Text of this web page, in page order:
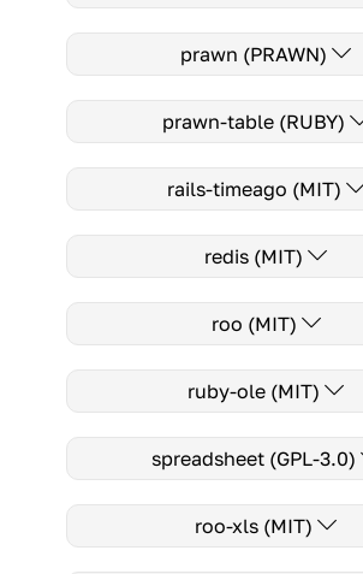
prawn (PRAWN)
prawn-table (RUBY)
rails-timeago (MIT)
redis (MIT)
roo (MIT)
ruby-ole (MIT)
spreadsheet (GPL-3.0)
roo-xls (MIT)